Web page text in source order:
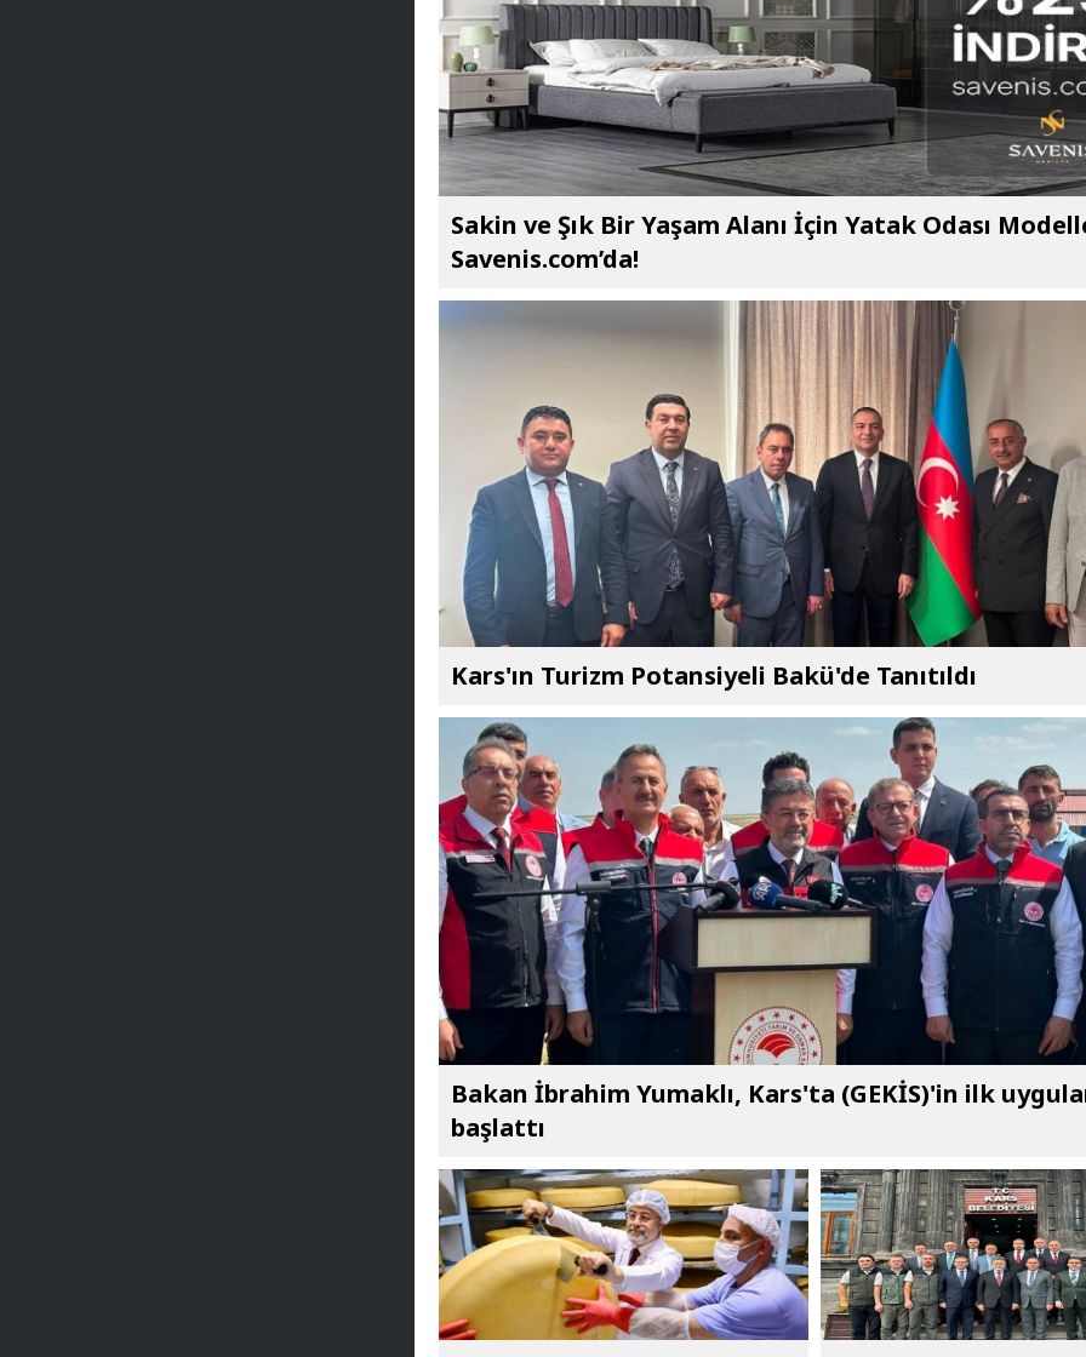
Sakin ve Şık Bir Yaşam Alanı İçin Yatak Odası
Savenis.com’da!
Kars'ın Turizm Potansiyeli Bakü'de Tanıtıldı
Bakan İbrahim Yumaklı, Kars'ta (GEKİS)'in ilk
başlattı